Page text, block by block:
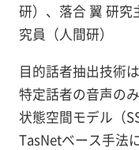
研）、落合 翼 研究
究員（人間研）
目的話者抽出技術
特定話者の音声の
状態空間モデル（
TasNetベース手法